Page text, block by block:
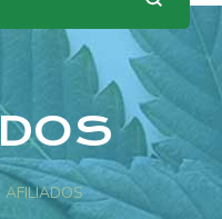
AFILIADOS